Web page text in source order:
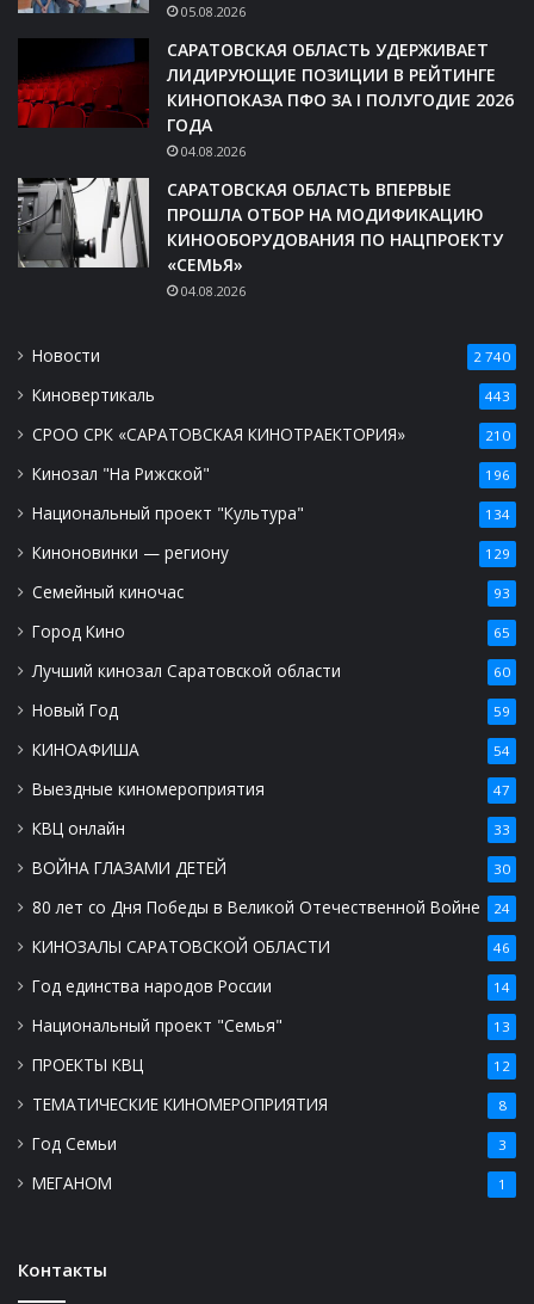
05.08.2026
САРАТОВСКАЯ ОБЛАСТЬ УДЕРЖИВАЕТ
ЛИДИРУЮЩИЕ ПОЗИЦИИ В РЕЙТИНГЕ
КИНОПОКАЗА ПФО ЗА I ПОЛУГОДИЕ 2026
ГОДА
04.08.2026
САРАТОВСКАЯ ОБЛАСТЬ ВПЕРВЫЕ
ПРОШЛА ОТБОР НА МОДИФИКАЦИЮ
КИНООБОРУДОВАНИЯ ПО НАЦПРОЕКТУ
«СЕМЬЯ»
04.08.2026
Новости 2 740
Киновертикаль 443
СРОО СРК «САРАТОВСКАЯ КИНОТРАЕКТОРИЯ» 210
Кинозал "На Рижской" 196
Национальный проект "Культура" 134
Киноновинки — региону 129
Семейный киночас 93
Город Кино 65
Лучший кинозал Саратовской области 60
Новый Год 59
КИНОАФИША 54
Выездные киномероприятия 47
КВЦ онлайн 33
ВОЙНА ГЛАЗАМИ ДЕТЕЙ 30
80 лет со Дня Победы в Великой Отечественной Войне 24
КИНОЗАЛЫ САРАТОВСКОЙ ОБЛАСТИ 46
Год единства народов России 14
Национальный проект "Семья" 13
ПРОЕКТЫ КВЦ 12
ТЕМАТИЧЕСКИЕ КИНОМЕРОПРИЯТИЯ 8
Год Семьи 3
МЕГАНОМ 1
Контакты